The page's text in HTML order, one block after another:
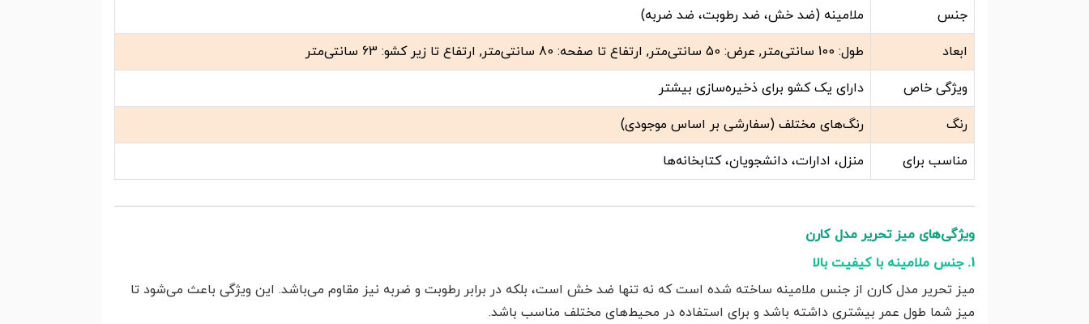
جنس ملامینه (ضد خش، ضد رطوبت، ضد ضربه)
ابعاد طول: 100 سانتی‌متر, عرض: 50 سانتی‌متر, ارتفاع تا صفحه: 80 سانتی‌متر, ارتفاع تا زیر کشو: 63 سانتی‌متر
ویژگی خاص دارای یک کشو برای ذخیره‌سازی بیشتر
رنگ رنگ‌های مختلف (سفارشی بر اساس موجودی)
مناسب برای منزل، ادارات، دانشجویان، کتابخانه‌ها
ویژگی‌های میز تحریر مدل کارن
1. جنس ملامینه با کیفیت بالا
میز تحریر مدل کارن از جنس ملامینه ساخته شده است که نه تنها ضد خش است، بلکه در برابر رطوبت و ضربه نیز مقاوم می‌باشد. این ویژگی باعث می‌شود تا
میز شما طول عمر بیشتری داشته باشد و برای استفاده در محیط‌های مختلف مناسب باشد.